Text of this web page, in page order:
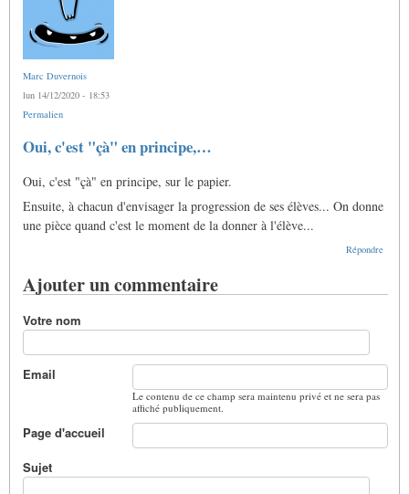
Marc Duvernois
lun 14/12/2020 - 18:53
Permalien
Oui, c'est "çà" en principe,…
Oui, c'est "çà" en principe, sur le papier.
Ensuite, à chacun d'envisager la progression de ses élèves... On donne
une pièce quand c'est le moment de la donner à l'élève...
Répondre
Ajouter un commentaire
Votre nom
Email
Le contenu de ce champ sera maintenu privé et ne sera pas
affiché publiquement.
Page d'accueil
Sujet